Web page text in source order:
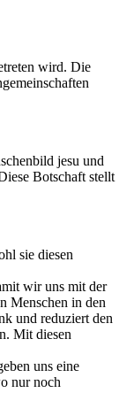
wird. Die
jesu und
Botschaft stellt
sie diesen
wir uns mit der
Menschen in den
und reduziert den
Mit diesen
uns eine
nur noch